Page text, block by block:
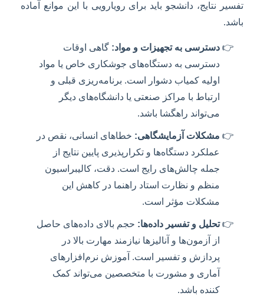
تفسیر نتایج، دانشجو باید برای رویارویی با این موانع آماده
باشد.
دسترسی به تجهیزات و مواد: گاهی اوقات
دسترسی به دستگاه‌های جوشکاری خاص یا مواد
اولیه کمیاب دشوار است. برنامه‌ریزی قبلی و
ارتباط با مراکز صنعتی یا دانشگاه‌های دیگر
می‌تواند راهگشا باشد.
مشکلات آزمایشگاهی: خطاهای انسانی، نقص در
عملکرد دستگاه‌ها و تکرارپذیری پایین نتایج از
جمله چالش‌های رایج است. دقت، کالیبراسیون
منظم و نظارت استاد راهنما در کاهش این
مشکلات مؤثر است.
تحلیل و تفسیر داده‌ها: حجم بالای داده‌های حاصل
از آزمون‌ها و آنالیزها نیازمند مهارت بالا در
پردازش و تفسیر است. آموزش نرم‌افزارهای
آماری و مشورت با متخصصین می‌تواند کمک
کننده باشد.